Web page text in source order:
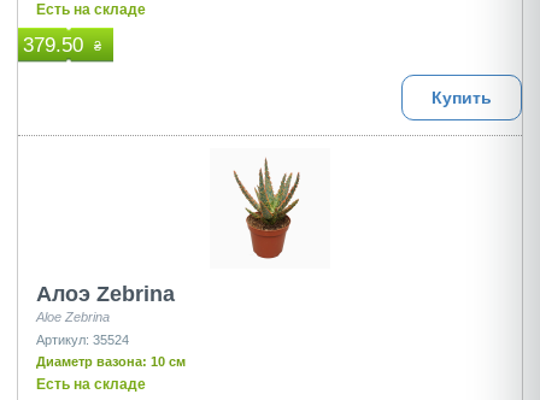
Есть на складе
379.50 ₴
Купить
Алоэ Zebrina
Aloe Zebrina
Артикул: 35524
Диаметр вазона: 10 см
Есть на складе